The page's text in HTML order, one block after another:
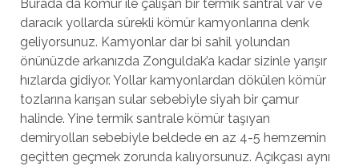
Burada da kömür ile çalışan bir termik santral var ve
daracık yollarda sürekli kömür kamyonlarına denk
geliyorsunuz. Kamyonlar dar bi sahil yolundan
önünüzde arkanızda Zonguldak’a kadar sizinle yarışır
hızlarda gidiyor. Yollar kamyonlardan dökülen kömür
tozlarına karışan sular sebebiyle siyah bir çamur
halinde. Yine termik santrale kömür taşıyan
demiryolları sebebiyle beldede en az 4-5 hemzemin
geçitten geçmek zorunda kalıyorsunuz. Açıkçası aynı